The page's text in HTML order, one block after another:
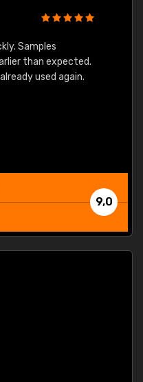
Samples
than expected.
used again.
9,0